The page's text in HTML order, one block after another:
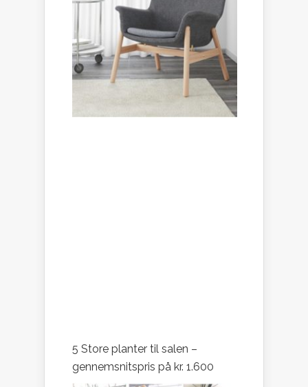
5 Store planter til salen –
gennemsnitspris på kr. 1.600